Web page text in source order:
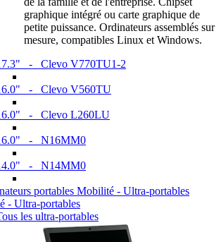
graphique intégré ou carte graphique de
petite puissance. Ordinateurs assemblés sur
mesure, compatibles Linux et Windows.
- Clevo V770TU1-2
- Clevo V560TU
- Clevo L260LU
- N16MM0
- N14MM0
- Ultra-portables
les ultra-portables